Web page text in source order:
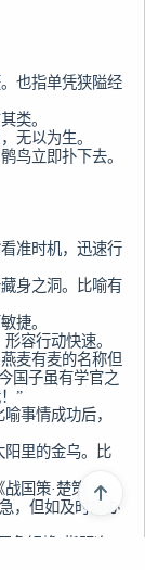
也指单凭狭隘经
类。
无以为生。
鸟立即扑下去。
准时机，迅速行
身之洞。比喻有
捷。
容行动快速。
麦有麦的名称但
国子虽有学官之
”
事情成功后，
阳里的金乌。比
国策·楚策
，但如及时想办